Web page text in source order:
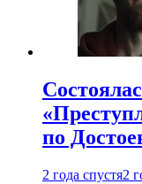
по
2 года спустя2